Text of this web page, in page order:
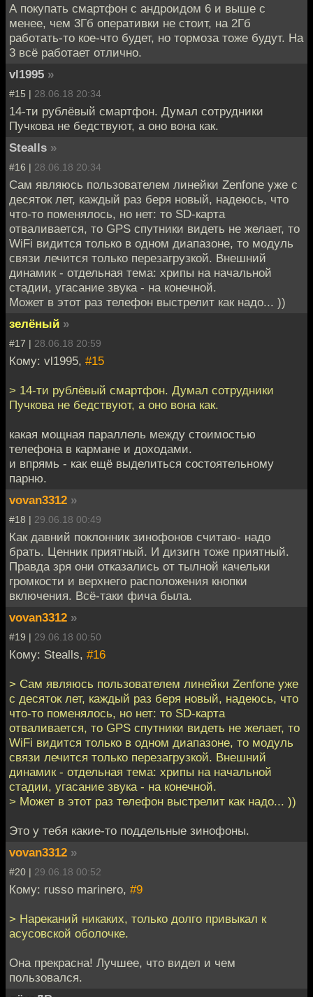
А покупать смартфон с андроидом 6 и выше с
менее, чем 3Гб оперативки не стоит, на 2Гб
работать-то кое-что будет, но тормоза тоже будут. На
3 всё работает отлично.
vl1995 »
#15 | 28.06.18 20:34
14-ти рублёвый смартфон. Думал сотрудники
Пучкова не бедствуют, а оно вона как.
Stealls »
#16 | 28.06.18 20:34
Сам являюсь пользователем линейки Zenfone уже с
десяток лет, каждый раз беря новый, надеюсь, что
что-то поменялось, но нет: то SD-карта
отваливается, то GPS спутники видеть не желает, то
WiFi видится только в одном диапазоне, то модуль
связи лечится только перезагрузкой. Внешний
динамик - отдельная тема: хрипы на начальной
стадии, угасание звука - на конечной.
Может в этот раз телефон выстрелит как надо... ))
зелёный »
#17 | 28.06.18 20:59
Кому: vl1995, #15
> 14-ти рублёвый смартфон. Думал сотрудники
Пучкова не бедствуют, а оно вона как.
какая мощная параллель между стоимостью
телефона в кармане и доходами.
и впрямь - как ещё выделиться состоятельному
парню.
vovan3312 »
#18 | 29.06.18 00:49
Как давний поклонник зинофонов считаю- надо
брать. Ценник приятный. И дизигн тоже приятный.
Правда зря они отказались от тылной качельки
громкости и верхнего расположения кнопки
включения. Всё-таки фича была.
vovan3312 »
#19 | 29.06.18 00:50
Кому: Stealls, #16
> Сам являюсь пользователем линейки Zenfone уже
с десяток лет, каждый раз беря новый, надеюсь, что
что-то поменялось, но нет: то SD-карта
отваливается, то GPS спутники видеть не желает, то
WiFi видится только в одном диапазоне, то модуль
связи лечится только перезагрузкой. Внешний
динамик - отдельная тема: хрипы на начальной
стадии, угасание звука - на конечной.
> Может в этот раз телефон выстрелит как надо... ))
Это у тебя какие-то поддельные зинофоны.
vovan3312 »
#20 | 29.06.18 00:52
Кому: russo marinero, #9
> Нареканий никаких, только долго привыкал к
асусовской оболочке.
Она прекрасна! Лучшее, что видел и чем
пользовался.